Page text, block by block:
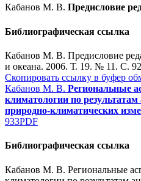
Кабанов М. В. Предисловие
Библиографическая ссылка
Кабанов М. В. Предисловие
и океана. 2006. Т. 19. № 11. С.
Скопировать ссылку в буфер
Кабанов М. В. Региональные
климатологии по
природно-климатических
933PDF
Библиографическая ссылка
Кабанов М. В. Региональные